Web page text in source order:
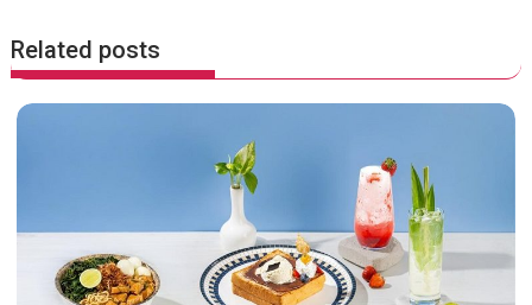
n
a
v
t
Related posts